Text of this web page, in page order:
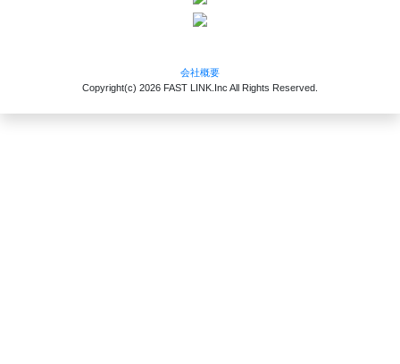
会社概要
Copyright(c) 2026 FAST LINK.Inc All Rights Reserved.